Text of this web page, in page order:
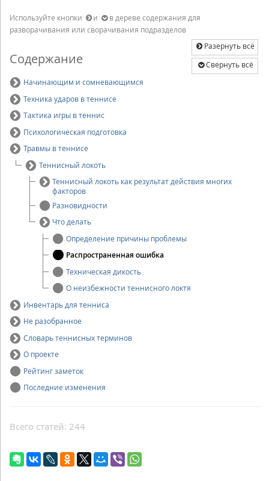
Используйте кнопки и
в дереве содержания для
разворачивания или сворачивания подразделов
Разернуть всё
Свернуть всё
Содержание
Начинающим и сомневающимся
Техника ударов в теннисе
Тактика игры в теннис
Психологическая подготовка
Травмы в теннисе
Теннисный локоть
Теннисный локоть как результат действия многих
факторов
Разновидности
Что делать
Определение причины проблемы
Распространенная ошибка
Техническая дикость
О неизбежности теннисного локтя
Инвентарь для тенниса
Не разобранное
Словарь теннисных терминов
О проекте
Рейтинг заметок
Последние изменения
Всего статей: 244